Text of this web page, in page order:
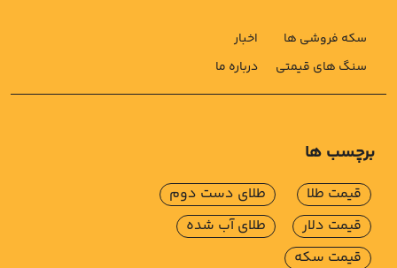
سکه فروشی ها
سنگ های قیمتی
اخبار
درباره ما
برچسب ها
قیمت طلا
قیمت دلار
قیمت سکه
طلای دست دوم
طلای آب شده